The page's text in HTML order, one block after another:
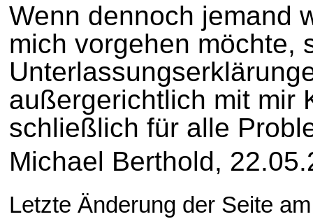
Wenn dennoch jemand
mich vorgehen möchte,
außergerichtlich mit mir
schließlich für alle
Michael Berthold,
Letzte Änderung der Seite